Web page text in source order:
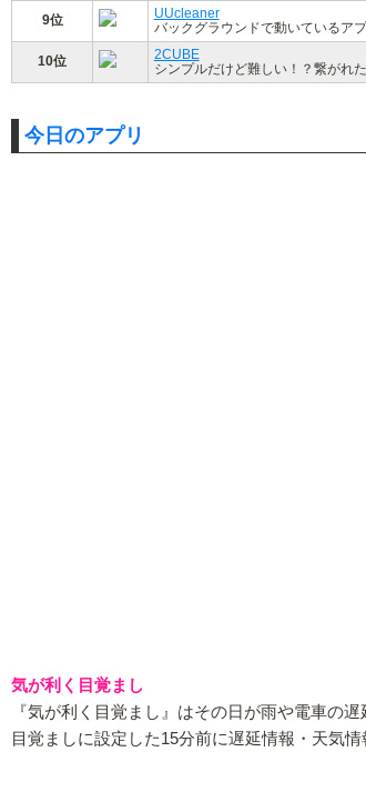
9位
UUcleaner
バックグラウンドで動いているア
10位
2CUBE
シンプルだけど難しい！？繋がれ
今日のアプリ
気が利く目覚まし
『気が利く目覚まし』はその日が雨や電車の
目覚ましに設定した15分前に遅延情報・天気